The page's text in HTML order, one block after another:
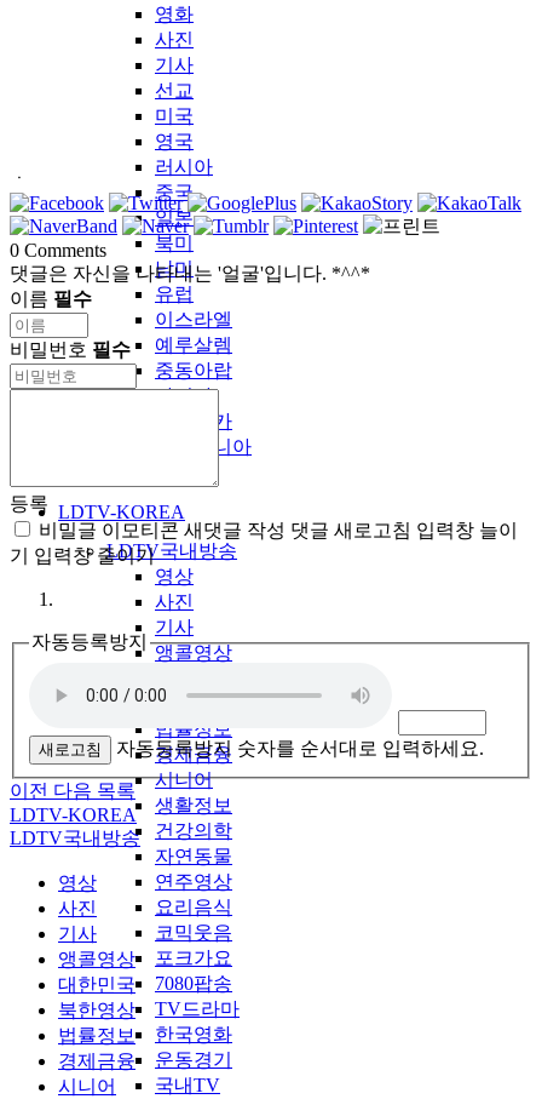
영화
사진
기사
선교
미국
영국
러시아
중국
일본
북미
남미
유럽
이스라엘
예루살렘
중동아랍
아시아
아프리카
오세아니아
LDTV-KOREA
LDTV국내방송
영상
사진
기사
앵콜영상
북한영상
법률정보
경제금융
시니어
생활정보
건강의학
자연동물
연주영상
요리음식
코믹웃음
포크가요
7080팝송
TV드라마
한국영화
운동경기
국내TV
ㆍ
0 Comments
댓글은 자신을 나타내는 '얼굴'입니다. *^^*
이름 필수
비밀번호 필수
등록
비밀글 이모티콘 새댓글 작성 댓글 새로고침 입력창 늘이
기
입력창 줄이기
자동등록방지
새로고침 자동등록방지 숫자를 순서대로 입력하세요.
이전 다음 목록
LDTV-KOREA
LDTV국내방송
영상
사진
기사
앵콜영상
대한민국
북한영상
법률정보
경제금융
시니어